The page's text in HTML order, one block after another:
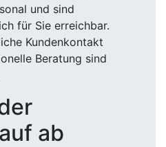
und sind
für Sie erreichbar.
Kundenkontakt
Beratung sind
ab